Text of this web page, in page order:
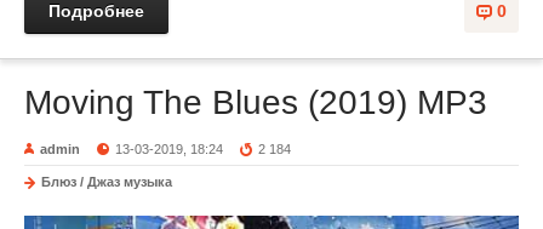
0
Подробнее
Moving The Blues (2019) MP3
admin 13-03-2019, 18:24 2 184
Блюз / Джаз музыка